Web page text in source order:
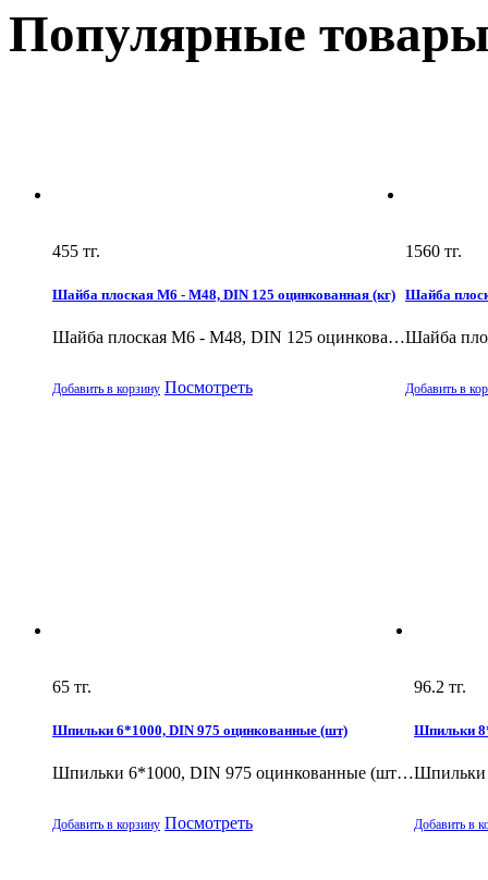
Популярные
455 тг.
Шайба плоская М6 - М48, DIN 125 оцинкованная (кг)
Шайба плоская М6 - М48, DIN 125 оцинкова…
Добавить в корзину Посмотреть
1560 тг.
Шайба
Шайба
Добавить в
65 тг.
Шпильки 6*1000, DIN 975 оцинкованные (шт)
Шпильки 6*1000, DIN 975 оцинкованные (шт…
Добавить в корзину Посмотреть
96.2 тг.
Шпильки
Шпильки
Добавить в